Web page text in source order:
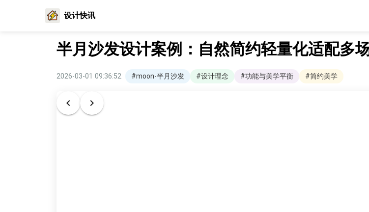
设计快讯
半月沙发设计案例：自然简约轻量化适配多
2026-03-01 09:36:52 #moon-半月沙发 #设计理念 #功能与美学平衡 #简约美学